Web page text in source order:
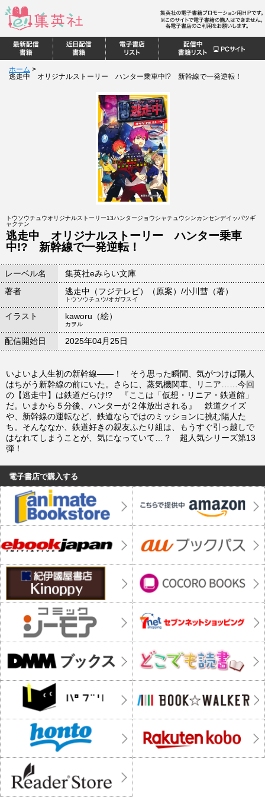
ホーム >
逃走中 オリジナルストーリー ハンター乗車中!? 新幹線で一発逆転！
トウソウチュウオリジナルストーリー13ハンタージョウシャチュウシンカンセンデイッパツギ
ャクテン
逃走中 オリジナルストーリー ハンター乗車
中!? 新幹線で一発逆転！
レーベル名
集英社eみらい文庫
著者
逃走中（フジテレビ）（原案）/小川彗（著）
トウソウチュウ/オガワスイ
イラスト kaworu（絵）
カヲル
配信開始日 2025年04月25日
いよいよ人生初の新幹線――！ そう思った瞬間、気がつけば陽人
はちがう新幹線の前にいた。さらに、蒸気機関車、リニア……今回
の【逃走中】は鉄道だらけ!? 『ここは「仮想・リニア・鉄道館」
だ。いまから５分後、ハンターが２体放出される』 鉄道クイズ
や、新幹線の運転など、鉄道ならではのミッションに挑む陽人た
ち。そんななか、鉄道好きの親友ふたり組は、もうすぐ引っ越しで
はなれてしまうことが、気になっていて…？ 超人気シリーズ第13
弾！
電子書店で購入する